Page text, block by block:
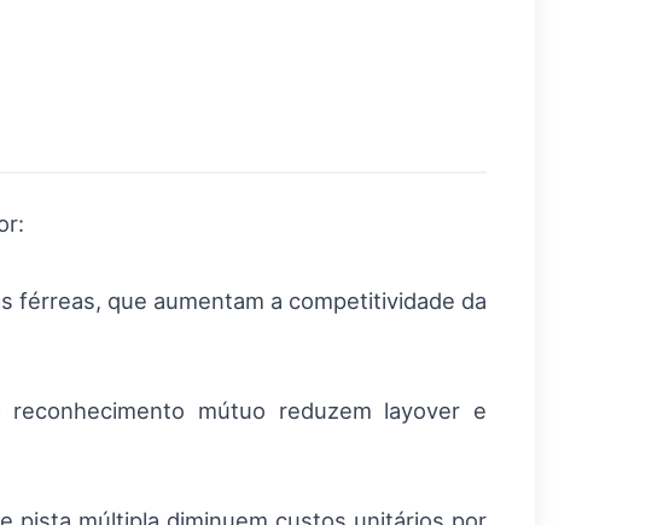
férreas, que aumentam a competitividade da
mútuo reduzem layover e